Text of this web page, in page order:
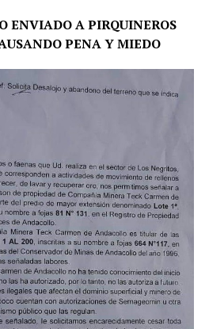
ENVIADO A PIRQUINEROS
PENA Y MIEDO